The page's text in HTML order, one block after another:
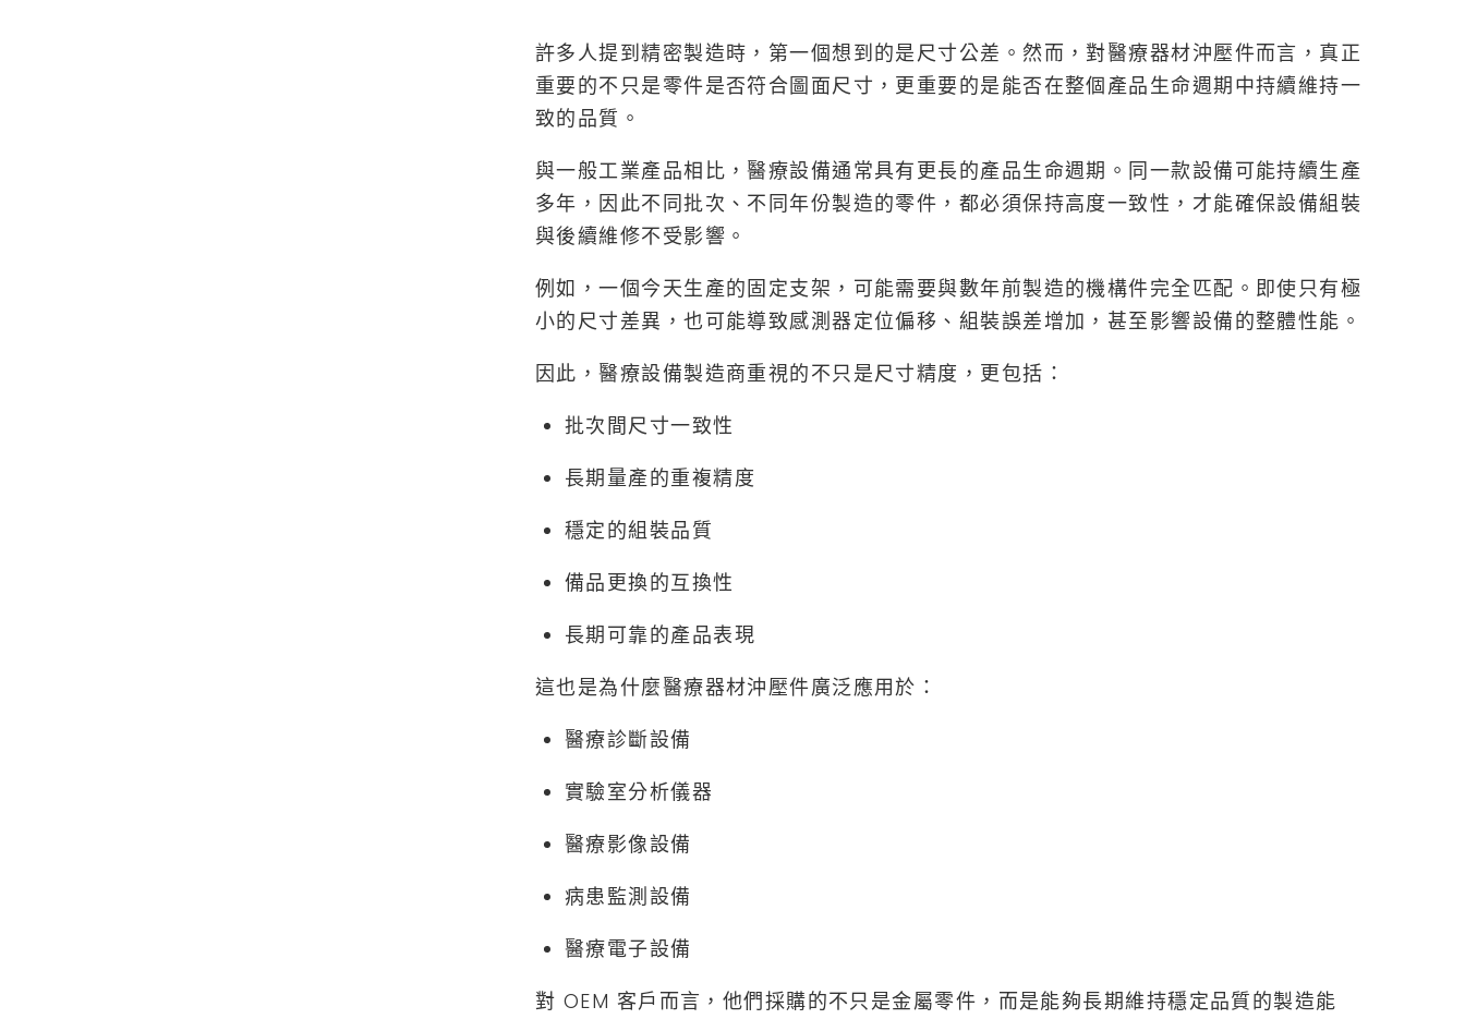
許多人提到精密製造時，第一個想到的是尺寸公差。然而，對醫療器材沖壓件而言，真正
重要的不只是零件是否符合圖面尺寸，更重要的是能否在整個產品生命週期中持續維持一
致的品質。
與一般工業產品相比，醫療設備通常具有更長的產品生命週期。同一款設備可能持續生產
多年，因此不同批次、不同年份製造的零件，都必須保持高度一致性，才能確保設備組裝
與後續維修不受影響。
例如，一個今天生產的固定支架，可能需要與數年前製造的機構件完全匹配。即使只有極
小的尺寸差異，也可能導致感測器定位偏移、組裝誤差增加，甚至影響設備的整體性能。
因此，醫療設備製造商重視的不只是尺寸精度，更包括：
批次間尺寸一致性
長期量產的重複精度
穩定的組裝品質
備品更換的互換性
長期可靠的產品表現
這也是為什麼醫療器材沖壓件廣泛應用於：
醫療診斷設備
實驗室分析儀器
醫療影像設備
病患監測設備
醫療電子設備
對 OEM 客戶而言，他們採購的不只是金屬零件，而是能夠長期維持穩定品質的製造能